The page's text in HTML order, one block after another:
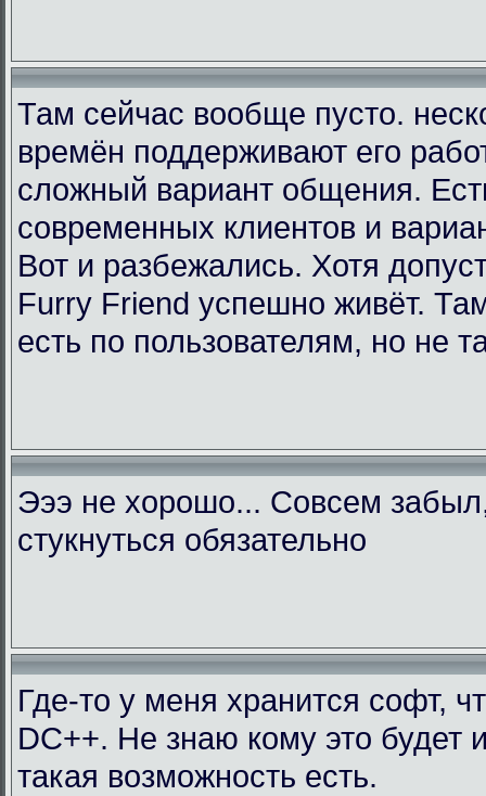
Там сейчас вообще пусто.
времён поддерживают его
сложный вариант общения.
современных клиентов и
Вот и разбежались. Хотя
Furry Friend успешно живёт.
есть по пользователям, но не
Эээ не хорошо... Совсем
стукнуться обязательно
Где-то у меня хранится софт,
DC++. Не знаю кому это будет
такая возможность есть.